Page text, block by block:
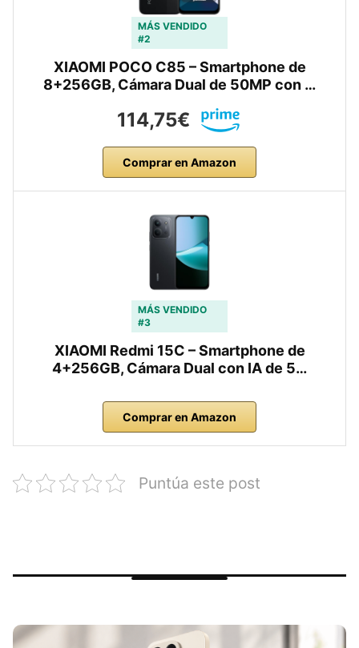
MÁS VENDIDO
#2
XIAOMI POCO C85 – Smartphone de
8+256GB, Cámara Dual de 50MP con …
114,75€
Comprar en Amazon
MÁS VENDIDO
#3
XIAOMI Redmi 15C – Smartphone de
4+256GB, Cámara Dual con IA de 5…
Comprar en Amazon
Puntúa este post